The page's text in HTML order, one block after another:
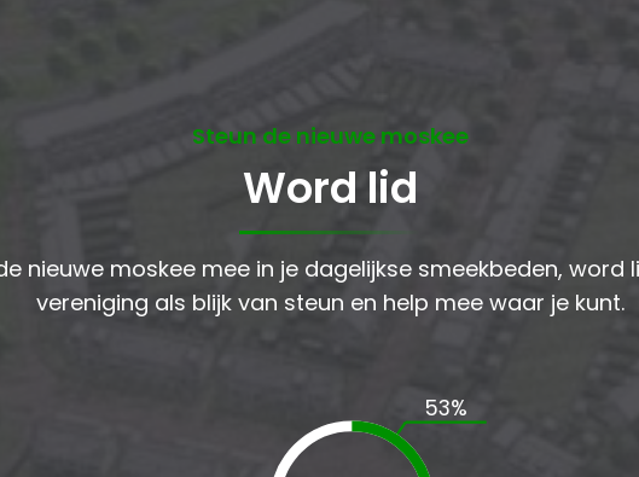
Steun de nieuwe moskee
Word lid
nieuwe moskee mee in je dagelijkse smeekbeden, word
vereniging als blijk van steun en help mee waar je kunt.
53%